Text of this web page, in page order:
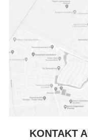
KONTAKT